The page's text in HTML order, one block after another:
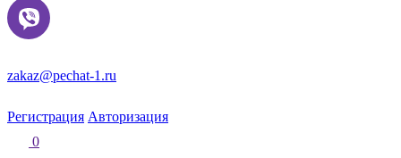
zakaz@pechat-1.ru
Регистрация Авторизация
0